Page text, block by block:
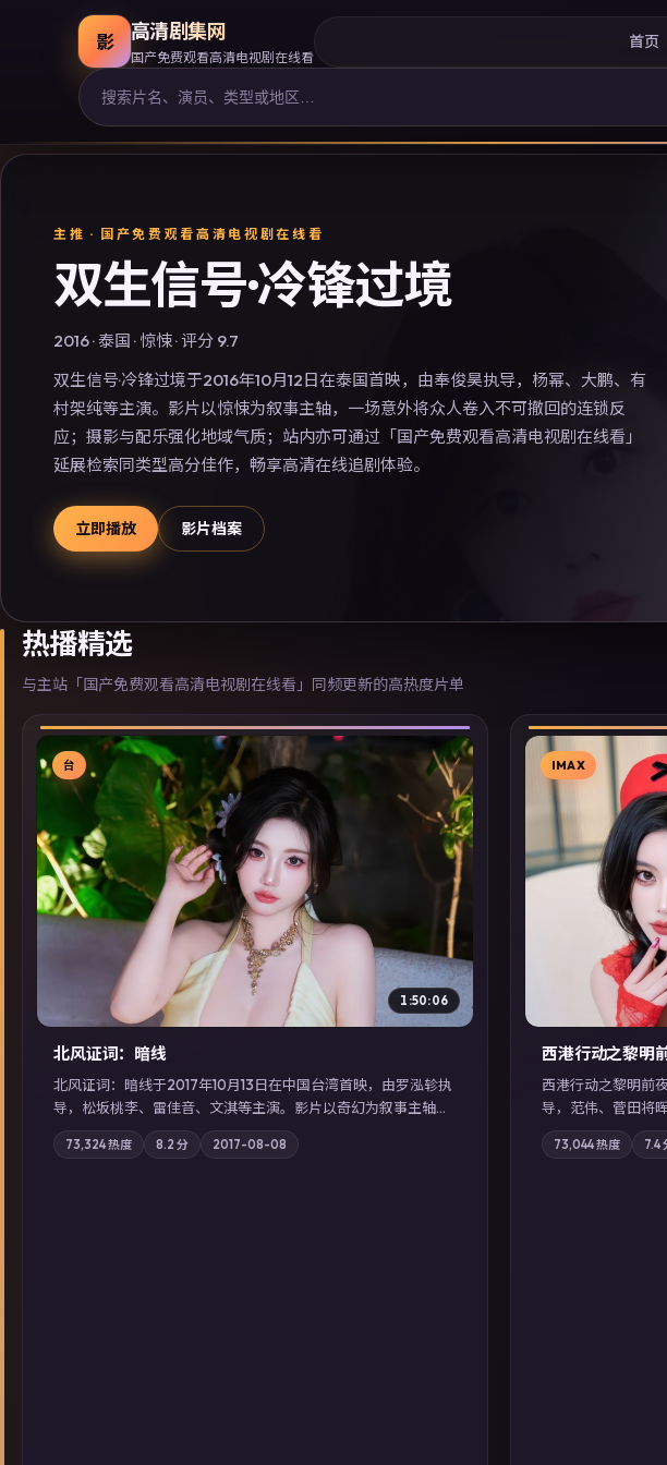
影 高清剧集网
国产免费观看高清电视剧在线看
首页
主推 · 国产免费观看高清电视剧在线看
双生信号·冷锋过境
2016·泰国 · 惊悚· 评分 9.7
双生信号·冷锋过境于2016年10月12日在泰国首映，由奉俊昊执导，杨幂、大鹏、有
村架纯等主演。影片以惊悚为叙事主轴，一场意外将众人卷入不可撤回的连锁反
应；摄影与配乐强化地域气质；站内亦可通过「国产免费观看高清电视剧在线看」
延展检索同类型高分佳作，畅享高清在线追剧体验。
立即播放 影片档案
热播精选
与主站「国产免费观看高清电视剧在线看」同频更新的高热度片单
▶
台
1:50:06
北风证词：暗线
北风证词：暗线于2017年10月13日在中国台湾首映，由罗泓轸执
导，松坂桃李、雷佳音、文淇等主演。影片以奇幻为叙事主轴，
旧案重提，真相与谎言在同一条时间线上交锋；摄影与配乐强化
地域气质；站内亦可通过「国产免费观看高清电视剧在线看」延
73,324热度 8.2 分 2017-08-08
IMAX
西港行动之黎明
西港行动之黎明前
导，范伟、菅田将
亲情与职责必须在
气质；站内亦可通
73,044热度 7.4